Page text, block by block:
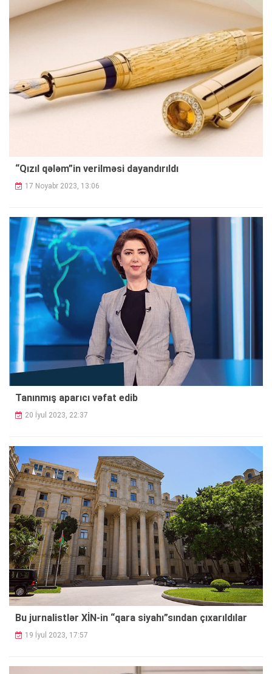
“Qızıl qələm”in verilməsi dayandırıldı
17 Noyabr 2023, 13:06
Tanınmış aparıcı vəfat edib
20 İyul 2023, 22:37
Bu jurnalistlər XİN-in “qara siyahı”sından çıxarıldılar
19 İyul 2023, 17:57